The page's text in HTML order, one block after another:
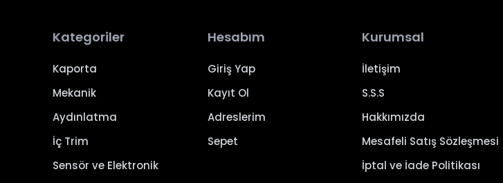
Kategoriler
Kaporta
Mekanik
Aydınlatma
İç Trim
Sensör ve Elektronik
Hesabım
Giriş Yap
Kayıt Ol
Adreslerim
Sepet
Kurumsal
İletişim
S.S.S
Hakkımızda
Mesafeli Satış Sözleşmesi
İptal ve İade Politikası